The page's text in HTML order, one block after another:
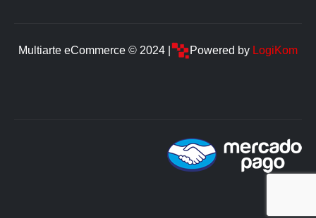
Multiarte eCommerce © 2024 | Powered by LogiKom